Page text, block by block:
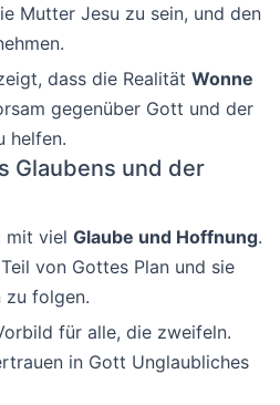
Mutter Jesu zu sein, und den
dass die Realität Wonne
gegenüber Gott und der
helfen.
Glaubens und der
mit viel Glaube und Hoffnung.
von Gottes Plan und sie
zu folgen.
für alle, die zweifeln.
in Gott Unglaubliches